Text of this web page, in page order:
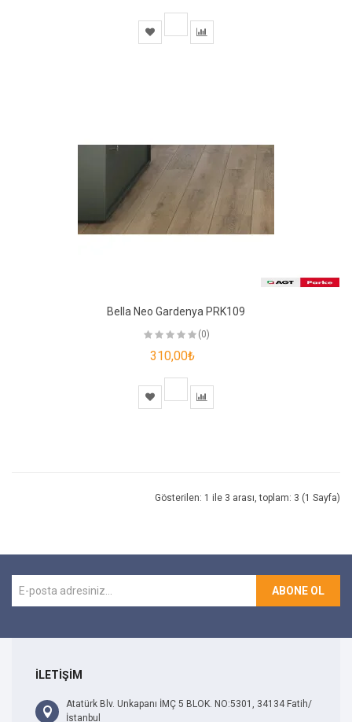
Bella Neo Gardenya PRK109
(0)
310,00₺
Gösterilen: 1 ile 3 arası, toplam: 3 (1 Sayfa)
ABONE OL
İLETİŞİM
Atatürk Blv. Unkapanı İMÇ 5 BLOK. NO:5301, 34134 Fatih/
İstanbul